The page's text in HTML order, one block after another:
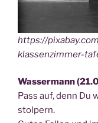
https://
klassenzimmer-
Was­ser­mann
Pass auf, denn Du
stol­pern.